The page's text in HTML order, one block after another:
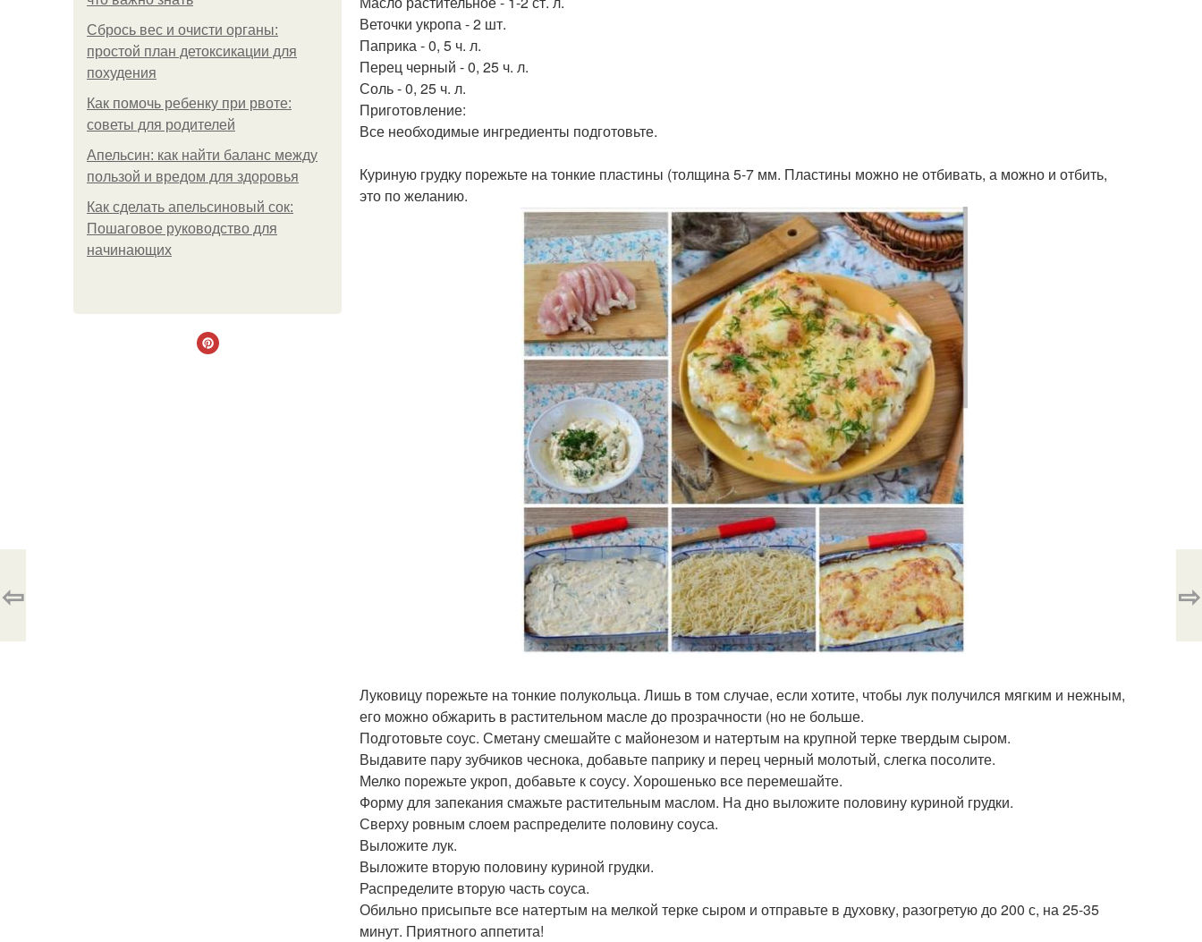
Сбрось вес и очисти органы:
простой план детоксикации для
похудения
Как помочь ребенку при рвоте:
советы для родителей
Апельсин: как найти баланс между
пользой и вредом для здоровья
Как сделать апельсиновый сок:
Пошаговое руководство для
начинающих
Веточки укропа - 2 шт.
Паприка - 0, 5 ч. л.
Перец черный - 0, 25 ч. л.
Соль - 0, 25 ч. л.
Приготовление:
Все необходимые ингредиенты подготовьте.
Куриную грудку порежьте на тонкие пластины (толщина 5-7 мм. Пластины можно не отбивать, а можно и отбить,
это по желанию.
Луковицу порежьте на тонкие полукольца. Лишь в том случае, если хотите, чтобы лук получился мягким и нежным,
его можно обжарить в растительном масле до прозрачности (но не больше.
Подготовьте соус. Сметану смешайте с майонезом и натертым на крупной терке твердым сыром.
Выдавите пару зубчиков чеснока, добавьте паприку и перец черный молотый, слегка посолите.
Мелко порежьте укроп, добавьте к соусу. Хорошенько все перемешайте.
Форму для запекания смажьте растительным маслом. На дно выложите половину куриной грудки.
Сверху ровным слоем распределите половину соуса.
Выложите лук.
Выложите вторую половину куриной грудки.
Распределите вторую часть соуса.
Обильно присыпьте все натертым на мелкой терке сыром и отправьте в духовку, разогретую до 200 с, на 25-35
минут. Приятного аппетита!
⇦ ⇨